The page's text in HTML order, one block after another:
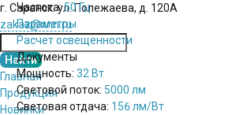
г. Саранск. ул. Полежаева, д. 120А
zakaz@xnn.ru
Главная
Продукция
Новинки
Частота:50 Гц
Параметры
Расчет освещенности
Документы
Мощность: 32 Вт
Световой поток: 5000 лм
Световая отдача: 156 лм/Вт